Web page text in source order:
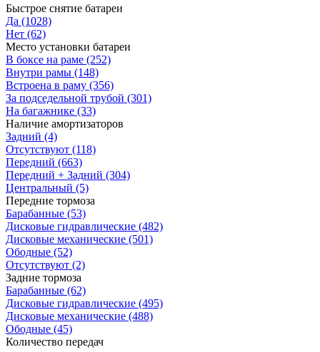
Быстрое снятие батареи
Да (1028)
Нет (62)
Место установки батареи
В боксе на раме (252)
Внутри рамы (148)
Встроена в раму (356)
За подседельной трубой (301)
На багажнике (33)
Наличие амортизаторов
Задний (4)
Отсутствуют (118)
Передний (663)
Передний + Задний (304)
Центральный (5)
Передние тормоза
Барабанные (53)
Дисковые гидравлические (482)
Дисковые механические (501)
Ободные (52)
Отсутствуют (2)
Задние тормоза
Барабанные (62)
Дисковые гидравлические (495)
Дисковые механические (488)
Ободные (45)
Количество передач